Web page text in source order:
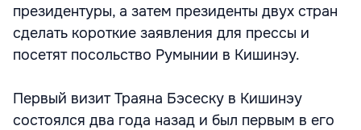
президентуры, а затем президенты двух стран
сделать короткие заявления для прессы и
посетят посольство Румынии в Кишинэу.
Первый визит Траяна Бэсеску в Кишинэу
состоялся два года назад и был первым в его